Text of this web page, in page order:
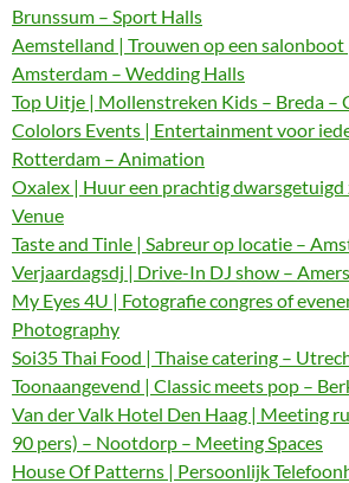
Brunssum – Sport Halls
Aemstelland | Trouwen op een
Amsterdam – Wedding Halls
Top Uitje | Mollenstreken Kids – Breda –
Cololors Events | Entertainment voor
Rotterdam – Animation
Oxalex | Huur een prachtig dwarsgetuigd
Venue
Taste and Tinle | Sabreur op locatie –
Verjaardagsdj | Drive-In DJ show –
My Eyes 4U | Fotografie congres of
Photography
Soi35 Thai Food | Thaise catering –
Toonaangevend | Classic meets pop –
Van der Valk Hotel Den Haag | Meeting
90 pers) – Nootdorp – Meeting Spaces
House Of Patterns | Persoonlijk